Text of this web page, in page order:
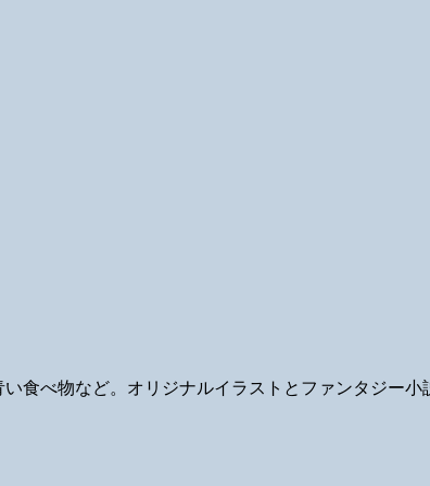
食べ物など。オリジナルイラストとファンタジー小